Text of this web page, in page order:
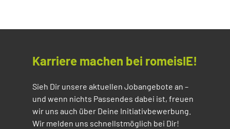
Karriere machen bei romeisIE!
Sieh Dir unsere aktuellen Jobangebote an –
und wenn nichts Passendes dabei ist, freuen
wir uns auch über Deine Initiativbewerbung.
Wir melden uns schnellstmöglich bei Dir!